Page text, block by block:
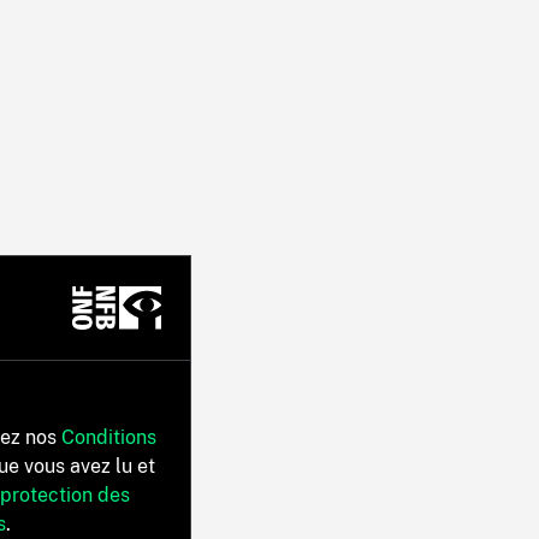
nos Conditions
vous avez lu et
des
.